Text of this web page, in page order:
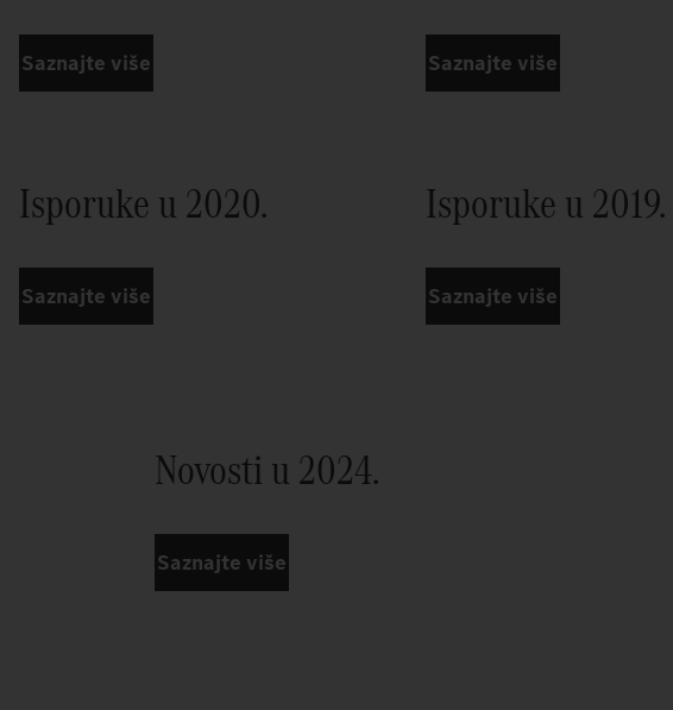
Saznajte više Saznajte više
Isporuke u 2020.
Saznajte više
Isporuke u 2019.
Saznajte više
Novosti u 2024.
Saznajte više